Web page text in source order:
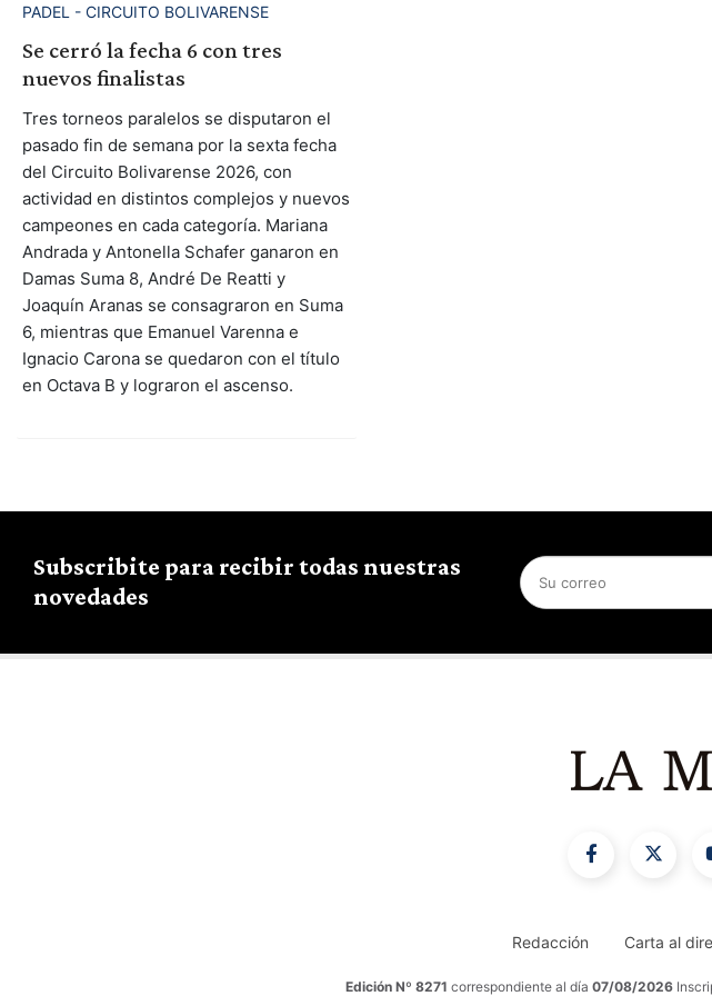
PADEL - CIRCUITO BOLIVARENSE
Se cerró la fecha 6 con tres
nuevos finalistas
Tres torneos paralelos se disputaron el
pasado fin de semana por la sexta fecha
del Circuito Bolivarense 2026, con
actividad en distintos complejos y nuevos
campeones en cada categoría. Mariana
Andrada y Antonella Schafer ganaron en
Damas Suma 8, André De Reatti y
Joaquín Aranas se consagraron en Suma
6, mientras que Emanuel Varenna e
Ignacio Carona se quedaron con el título
en Octava B y lograron el ascenso.
Subscribite para recibir todas nuestras
novedades
Redacción Carta al
Edición Nº 8271 correspondiente al día 07/08/2026